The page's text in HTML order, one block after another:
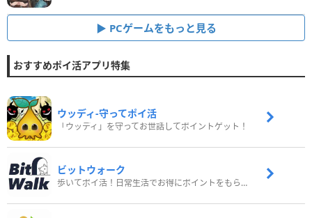
PCゲームをもっと見る
おすすめポイ活アプリ特集
ウッディ‐守ってポイ活
「ウッディ」を守ってお世話してポイントゲット！
ビットウォーク
歩いてポイ活！日常生活でお得にポイントをもらおう